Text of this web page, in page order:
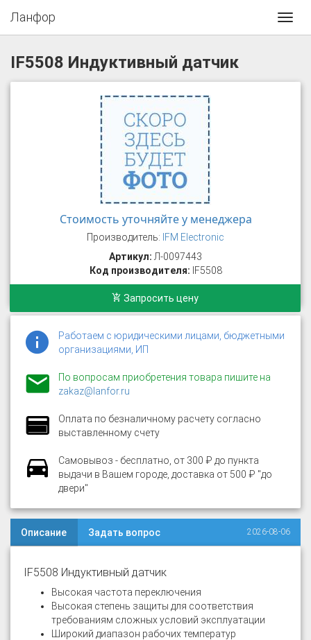
Ланфор
IF5508 Индуктивный датчик
Стоимость уточняйте у менеджера
Производитель: IFM Electronic
Артикул: Л-0097443
Код производителя: IF5508
Запросить цену
Работаем с юридическими лицами, бюджетными
организациями, ИП
По вопросам приобретения товара пишите на
zakaz@lanfor.ru
Оплата по безналичному расчету согласно
выставленному счету
Самовывоз - бесплатно, от 300 ₽ до пункта
выдачи в Вашем городе, доставка от 500 ₽ "до
двери"
Описание Задать вопрос 2026-08-06
IF5508 Индуктивный датчик
Высокая частота переключения
Высокая степень защиты для соответствия
требованиям сложных условий эксплуатации
Широкий диапазон рабочих температур